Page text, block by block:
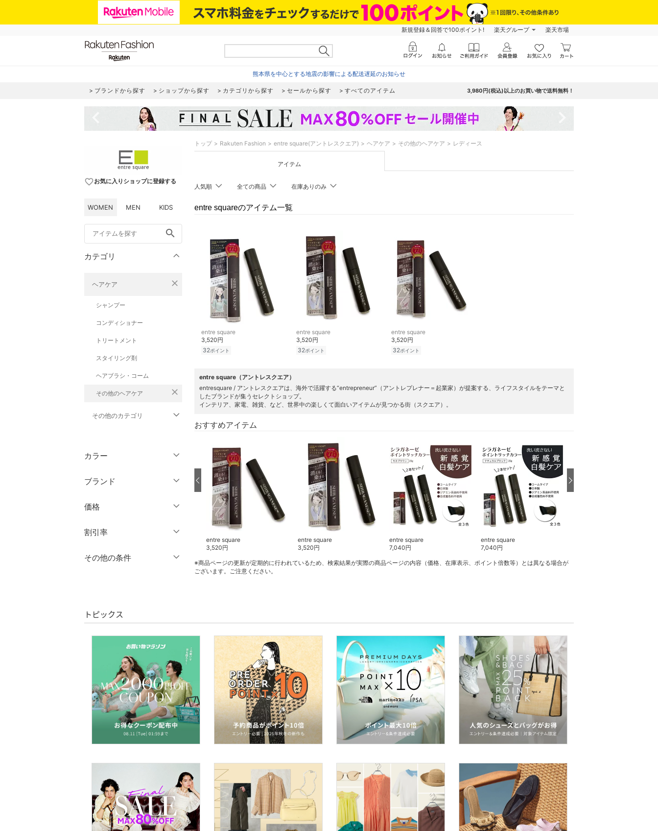
新規登録＆回答で100ポイント! 楽天グループ 楽天市場
熊本県を中心とする地震の影響による配送遅延のお知らせ
ブランドから探す ショップから探す カテゴリから探す セールから探す すべてのアイテム 3,980円(税込)以上のお買い物で送料無料！
favorite_borderお気に入りショップに登録する
WOMEN MEN KIDS
search
カテゴリ
ヘアケア close
シャンプー
コンディショナー
トリートメント
スタイリング剤
ヘアブラシ・コーム
その他のヘアケア close
その他のカテゴリ
ジャケット・アウター
パンツ
ワンピース・ドレス
スカート
オールインワン・オーバ
ーオール
シューズ・靴
靴下・レッグウェア
ファッション雑貨
アクセサリー・腕時計
財布・ポーチ・ケース
マタニティウェア・ベビ
ー用品
スーツ・フォーマル
カラー
クリア
ブランド
価格
絞り込み
割引率
％OFF～ ％OFF
その他の条件
クリア
トップ Rakuten Fashion entre square(アントレスクエア) ヘアケア その他のヘアケア レディース
アイテム
人気順 全ての商品 在庫ありのみ
entre squareのアイテム一覧
entre square
3,520円
32ポイント
entre square
3,520円
32ポイント
entre square
3,520円
32ポイント
entre square（アントレスクエア）
entresquare / アントレスクエアは、海外で活躍する“entrepreneur”（アントレプレナー＝起業家）が提案する、ライフスタイルをテーマと
したブランドが集うセレクトショップ。
インテリア、家電、雑貨、など、世界中の楽しくて面白いアイテムが見つかる街（スクエア）。
おすすめアイテム
entre square
3,520円
entre square
3,520円
entre square
7,040円
entre square
7,040円
※商品ページの更新が定期的に行われているため、検索結果が実際の商品ページの内容（価格、在庫表示、ポイント倍数等）とは異なる場合が
ございます。ご注意ください。
トピックス